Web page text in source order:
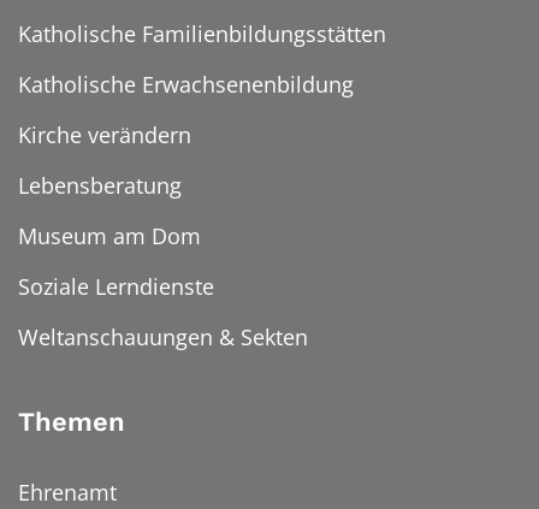
Katholische Familienbildungsstätten
Katholische Erwachsenenbildung
Kirche verändern
Lebensberatung
Museum am Dom
Soziale Lerndienste
Weltanschauungen & Sekten
Themen
Ehrenamt